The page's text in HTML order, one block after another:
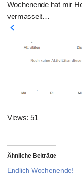
Wochenende hat mir
vermasselt…
Views: 51
Ähnliche Beiträge
Endlich Wochenende!